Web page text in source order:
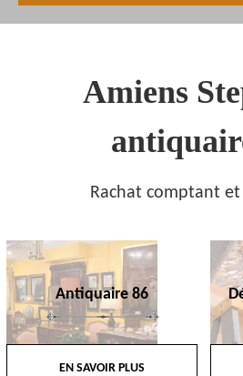
Amiens
Rachat comptant
Antiquaire 86
EN SAVOIR PLUS